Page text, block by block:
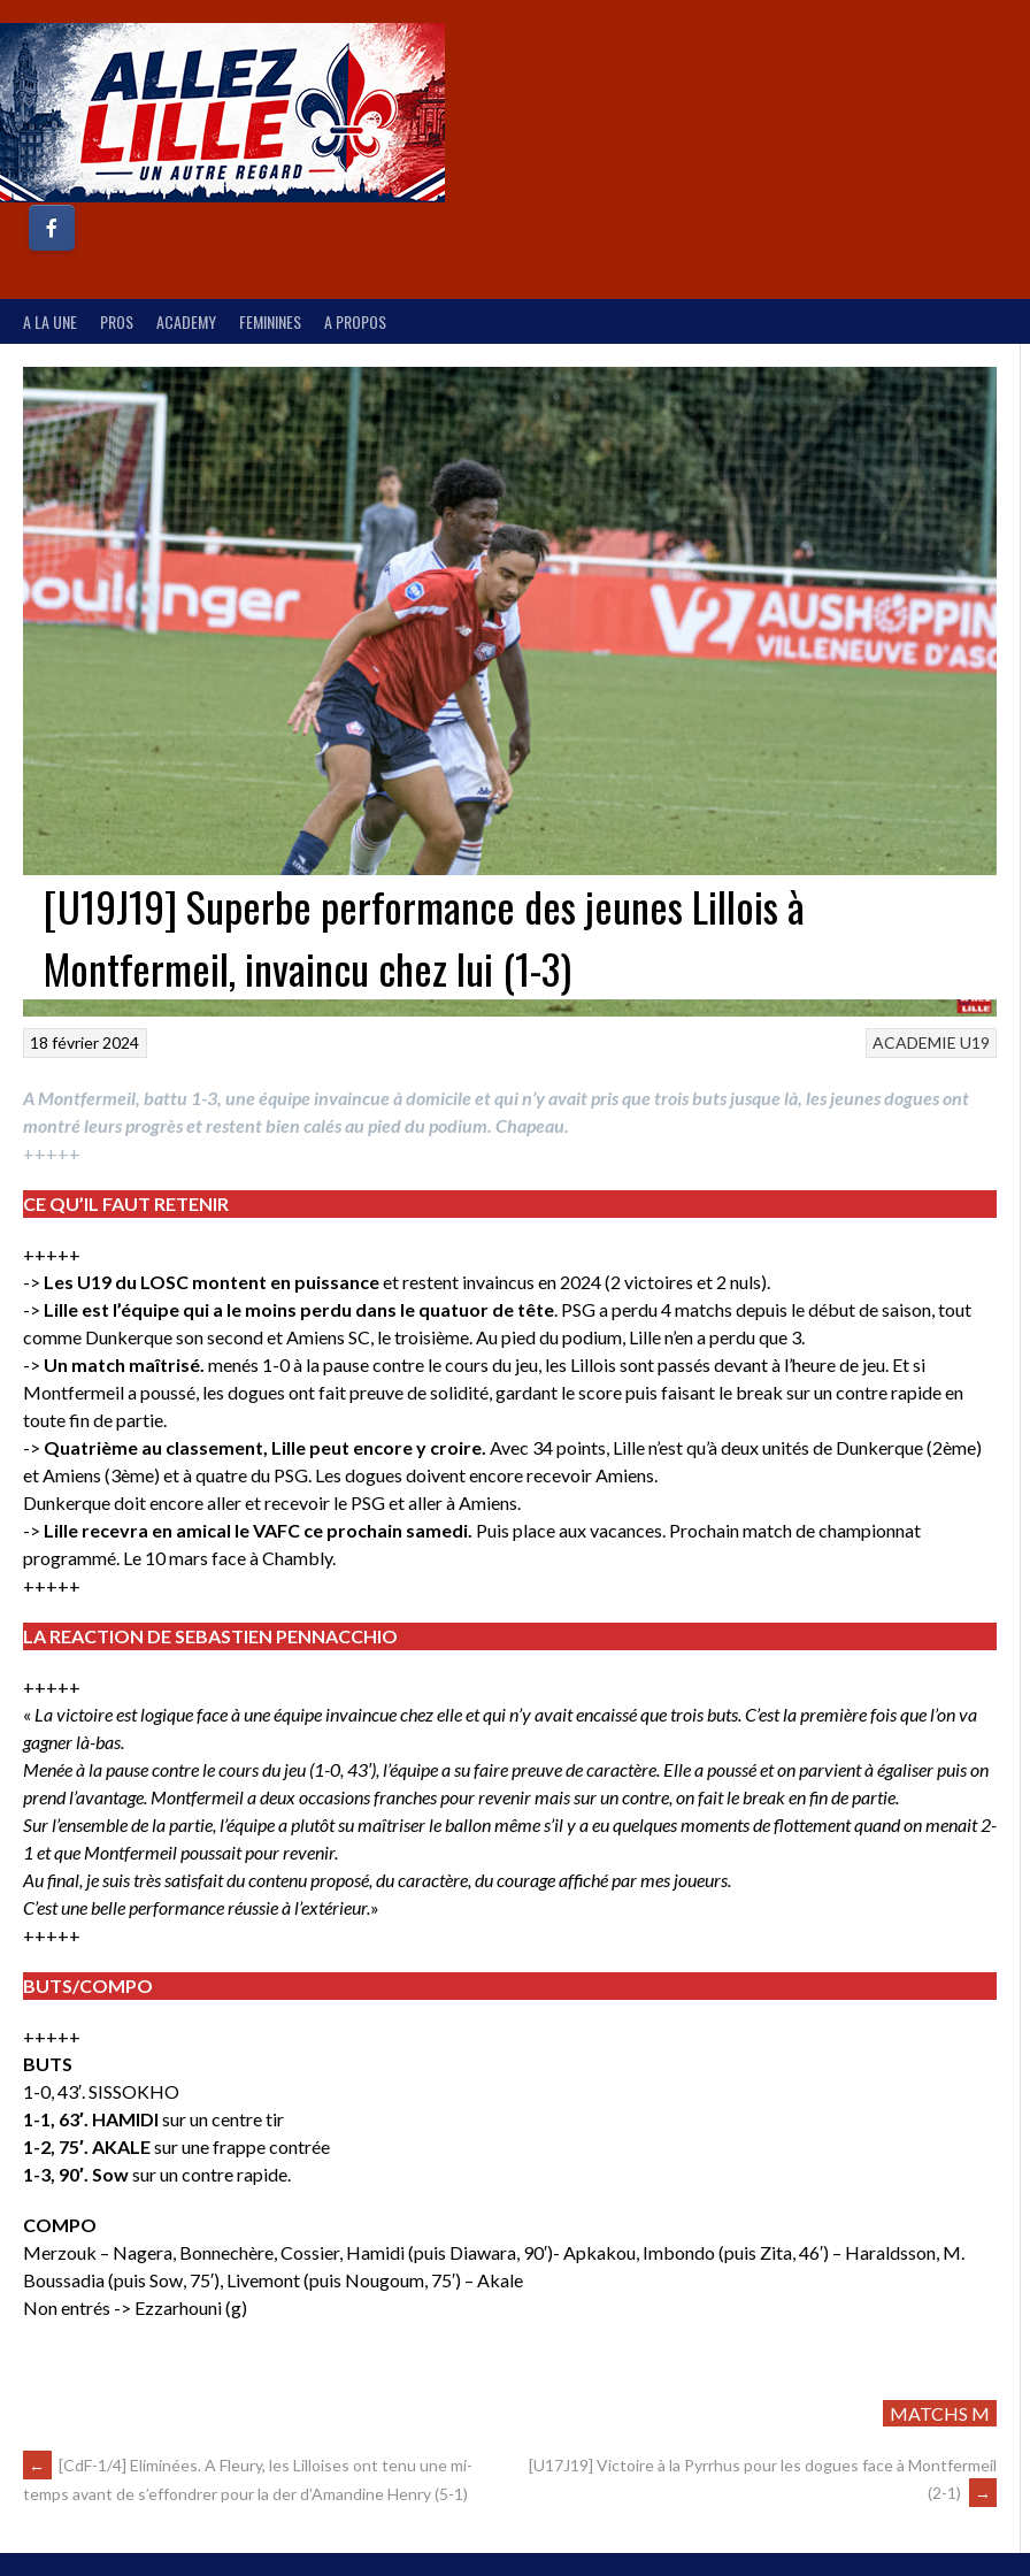
A LA UNE PROS ACADEMY FEMININES A PROPOS
[U19J19] Superbe performance des jeunes Lillois à
Montfermeil, invaincu chez lui (1-3)
ACADEMIE U19
18 février 2024
A Montfermeil, battu 1-3, une équipe invaincue à domicile et qui n’y avait pris que trois buts jusque là, les jeunes dogues ont
montré leurs progrès et restent bien calés au pied du podium. Chapeau.
+++++
CE QU’IL FAUT RETENIR
+++++
-> Les U19 du LOSC montent en puissanceet restent invaincus en 2024 (2 victoires et 2 nuls).
-> Lille est l’équipe qui a le moins perdu dans le quatuor de tête. PSG a perdu 4 matchs depuis le début de saison, tout
comme Dunkerque son second et Amiens SC, le troisième. Au pied du podium, Lille n’en a perdu que 3.
-> Un match maîtrisé. menés 1-0 à la pause contre le cours du jeu, les Lillois sont passés devant à l’heure de jeu. Et si
Montfermeil a poussé, les dogues ont fait preuve de solidité, gardant le score puis faisant le break sur un contre rapide en
toute fin de partie.
-> Quatrième au classement, Lille peut encore y croire. Avec 34 points, Lille n’est qu’à deux unités de Dunkerque (2ème)
et Amiens (3ème) et à quatre du PSG. Les dogues doivent encore recevoir Amiens.
Dunkerque doit encore aller et recevoir le PSG et aller à Amiens.
-> Lille recevra en amical le VAFC ce prochain samedi. Puis place aux vacances. Prochain match de championnat
programmé. Le 10 mars face à Chambly.
+++++
LA REACTION DE SEBASTIEN PENNACCHIO
+++++
« La victoire est logique face à une équipe invaincue chez elle et qui n’y avait encaissé que trois buts. C’est la première fois que l’on va
gagner là-bas.
Menée à la pause contre le cours du jeu (1-0, 43′), l’équipe a su faire preuve de caractère. Elle a poussé et on parvient à égaliser puis on
prend l’avantage. Montfermeil a deux occasions franches pour revenir mais sur un contre, on fait le break en fin de partie.
Sur l’ensemble de la partie, l’équipe a plutôt su maîtriser le ballon même s’il y a eu quelques moments de flottement quand on menait 2-
1 et que Montfermeil poussait pour revenir.
Au final, je suis très satisfait du contenu proposé, du caractère, du courage affiché par mes joueurs.
C’est une belle performance réussie à l’extérieur.»
+++++
BUTS/COMPO
+++++
BUTS
1-0, 43′. SISSOKHO
1-1, 63′. HAMIDI sur un centre tir
1-2, 75′. AKALEsur une frappe contrée
1-3, 90′. Sowsur un contre rapide.
COMPO
Merzouk – Nagera, Bonnechère, Cossier, Hamidi (puis Diawara, 90′)- Apkakou, Imbondo (puis Zita, 46′) – Haraldsson, M.
Boussadia (puis Sow, 75′), Livemont (puis Nougoum, 75′) – Akale
Non entrés -> Ezzarhouni (g)
MATCHS M
←
[CdF-1/4] Eliminées. A Fleury, les Lilloises ont tenu une mi-
temps avant de s’effondrer pour la der d’Amandine Henry (5-1)
[U17J19] Victoire à la Pyrrhus pour les dogues face à Montfermeil
(2-1)
→